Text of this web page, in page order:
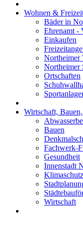
Wohnen &
Bäder in
Ehrenamt -
Einkaufen
Northeimer
Northeimer
Ortschaften
Wirtschaft,
Bauen
Fachwerk-
Gesundheit
Innenstadt
Klimaschutz
Wirtschaft